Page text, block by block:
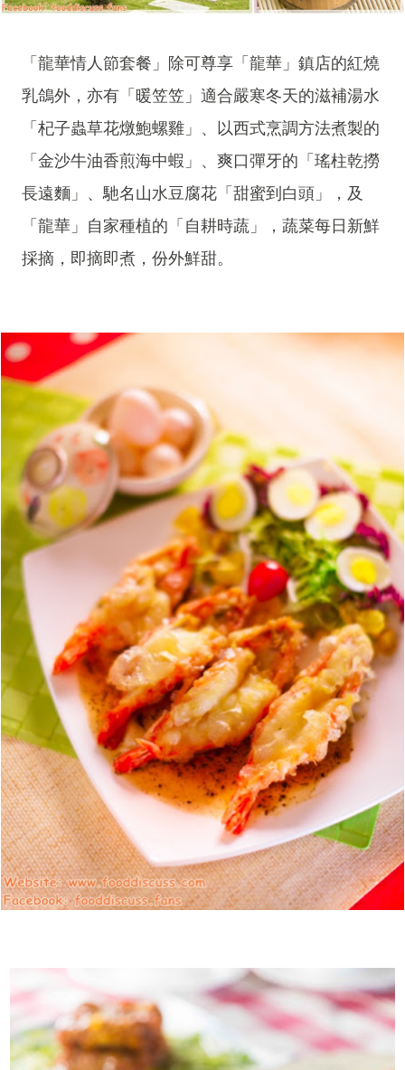
「龍華情人節套餐」除可尊享「龍華」鎮店的紅燒
乳鴿外，亦有「暖笠笠」適合嚴寒冬天的滋補湯水
「杞子蟲草花燉鮑螺雞」、以西式烹調方法煮製的
「金沙牛油香煎海中蝦」、爽口彈牙的「瑤柱乾撈
長遠麵」、馳名山水豆腐花「甜蜜到白頭」，及
「龍華」自家種植的「自耕時蔬」，蔬菜每日新鮮
採摘，即摘即煮，份外鮮甜。